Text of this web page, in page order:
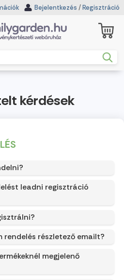
Bejelentkezés /Regisztráció
kérdések
leadni regisztráció
rendelés részletező emailt?
megjelenő